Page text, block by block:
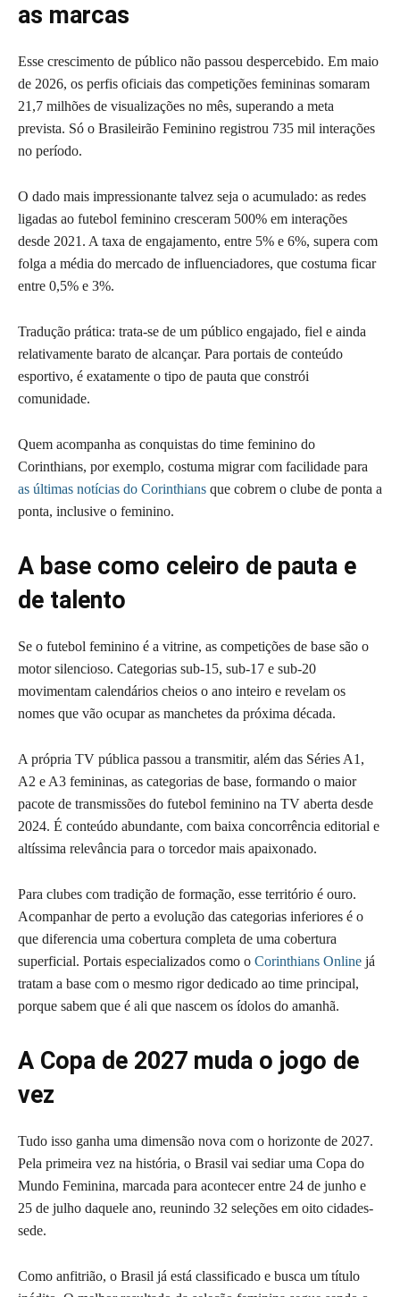
as marcas
Esse crescimento de público não passou despercebido. Em maio
de 2026, os perfis oficiais das competições femininas somaram
21,7 milhões de visualizações no mês, superando a meta
prevista. Só o Brasileirão Feminino registrou 735 mil interações
no período.
O dado mais impressionante talvez seja o acumulado: as redes
ligadas ao futebol feminino cresceram 500% em interações
desde 2021. A taxa de engajamento, entre 5% e 6%, supera com
folga a média do mercado de influenciadores, que costuma ficar
entre 0,5% e 3%.
Tradução prática: trata-se de um público engajado, fiel e ainda
relativamente barato de alcançar. Para portais de conteúdo
esportivo, é exatamente o tipo de pauta que constrói
comunidade.
Quem acompanha as conquistas do time feminino do
Corinthians, por exemplo, costuma migrar com facilidade para
as últimas notícias do Corinthians que cobrem o clube de ponta a
ponta, inclusive o feminino.
A base como celeiro de pauta e
de talento
Se o futebol feminino é a vitrine, as competições de base são o
motor silencioso. Categorias sub-15, sub-17 e sub-20
movimentam calendários cheios o ano inteiro e revelam os
nomes que vão ocupar as manchetes da próxima década.
A própria TV pública passou a transmitir, além das Séries A1,
A2 e A3 femininas, as categorias de base, formando o maior
pacote de transmissões do futebol feminino na TV aberta desde
2024. É conteúdo abundante, com baixa concorrência editorial e
altíssima relevância para o torcedor mais apaixonado.
Para clubes com tradição de formação, esse território é ouro.
Acompanhar de perto a evolução das categorias inferiores é o
que diferencia uma cobertura completa de uma cobertura
superficial. Portais especializados como o Corinthians Online já
tratam a base com o mesmo rigor dedicado ao time principal,
porque sabem que é ali que nascem os ídolos do amanhã.
A Copa de 2027 muda o jogo de
vez
Tudo isso ganha uma dimensão nova com o horizonte de 2027.
Pela primeira vez na história, o Brasil vai sediar uma Copa do
Mundo Feminina, marcada para acontecer entre 24 de junho e
25 de julho daquele ano, reunindo 32 seleções em oito cidades-
sede.
Como anfitrião, o Brasil já está classificado e busca um título